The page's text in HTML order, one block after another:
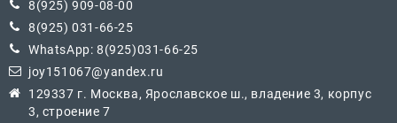
8(925) 909-08-00
8(925) 031-66-25
WhatsApp: 8(925)031-66-25
joy151067@yandex.ru
129337 г. Москва, Ярославское ш., владение 3, корпус
3, строение 7